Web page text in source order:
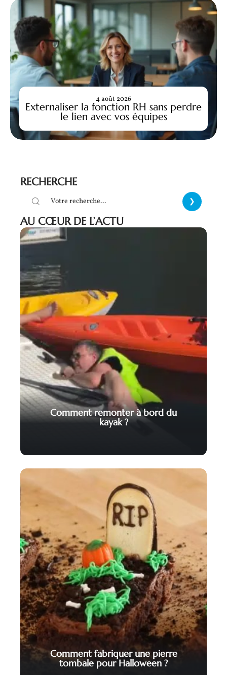
Externaliser la fonction RH sans perdre
le lien avec vos équipes
4 août 2026
RECHERCHE
AU CŒUR DE L’ACTU
Comment remonter à bord du
kayak ?
Comment fabriquer une pierre
tombale pour Halloween ?